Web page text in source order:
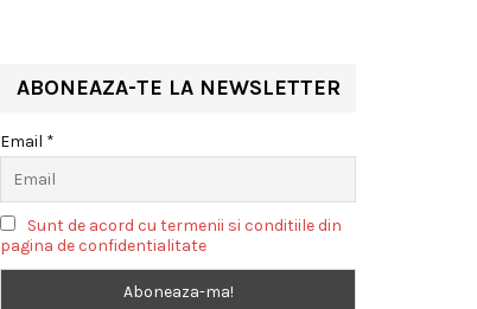
ABONEAZA-TE LA NEWSLETTER
Email *
Sunt de acord cu termenii si conditiile din
pagina de confidentialitate